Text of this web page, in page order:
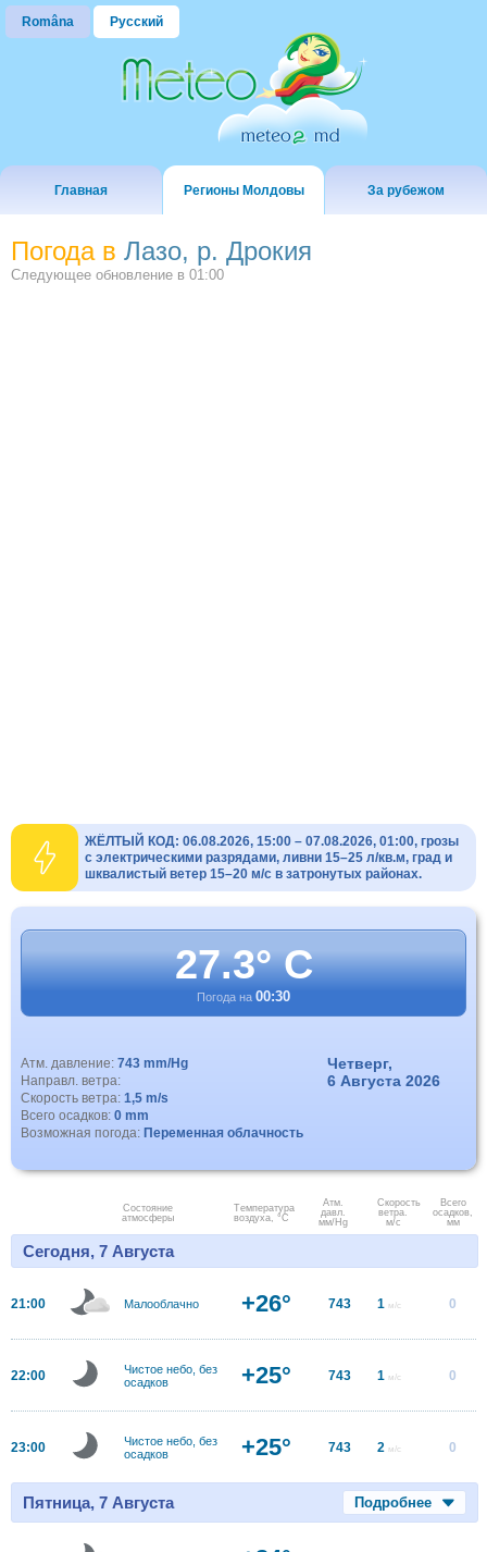
Româna Русский
Главная Регионы Молдовы За рубежом
Погода в Лазо, р. Дрокия
Следующее обновление в 01:00
ЖЁЛТЫЙ КОД: 06.08.2026, 15:00 – 07.08.2026, 01:00, грозы
с электрическими разрядами, ливни 15–25 л/кв.м, град и
шквалистый ветер 15–20 м/с в затронутых районах.
27.3° C
Погода на 00:30
Атм. давление: 743 mm/Hg
Направл. ветра:
Скорость ветра: 1,5 m/s
Всего осадков: 0 mm
Возможная погода: Переменная облачность
Четверг,
6 Августа 2026
Состояние
атмосферы
Температура
воздуха, °C
Атм.
давл.
мм/Hg
Скорость
ветра.
м/с
Всего
осадков,
мм
Сегодня, 7 Августа
21:00 Малооблачно +26° 743 1 м/с 0
22:00
Чистое небо, без
осадков
+25° 743 1 м/с 0
23:00
Чистое небо, без
осадков
+25° 743 2 м/с 0
Пятница, 7 Августа Подробнее